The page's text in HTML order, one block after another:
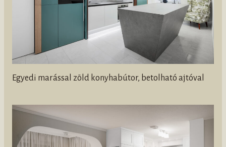
Egyedi marással zöld konyhabútor, betolható ajtóval